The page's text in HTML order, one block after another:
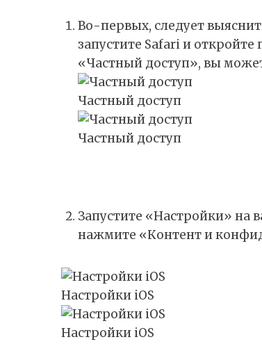
Во-первых, следует
запустите Safari и
«Частный доступ», вы
Частный доступ
Частный доступ
Запустите «Настройки» на
нажмите «Контент и
Настройки iOS
Настройки iOS